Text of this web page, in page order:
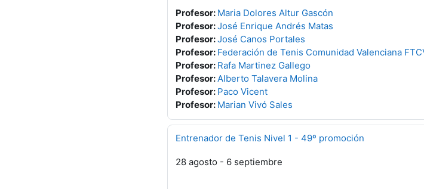
Profesor: Maria Dolores Altur Gascón
Profesor:José Enrique Andrés Matas
Profesor:José Canos Portales
Profesor: Federación de Tenis Comunidad Valenciana
Profesor: Rafa Martinez Gallego
Profesor:Alberto Talavera Molina
Profesor: Paco Vicent
Profesor: Marian Vivó Sales
Entrenador de Tenis Nivel 1 - 49º promoción
28 agosto - 6 septiembre